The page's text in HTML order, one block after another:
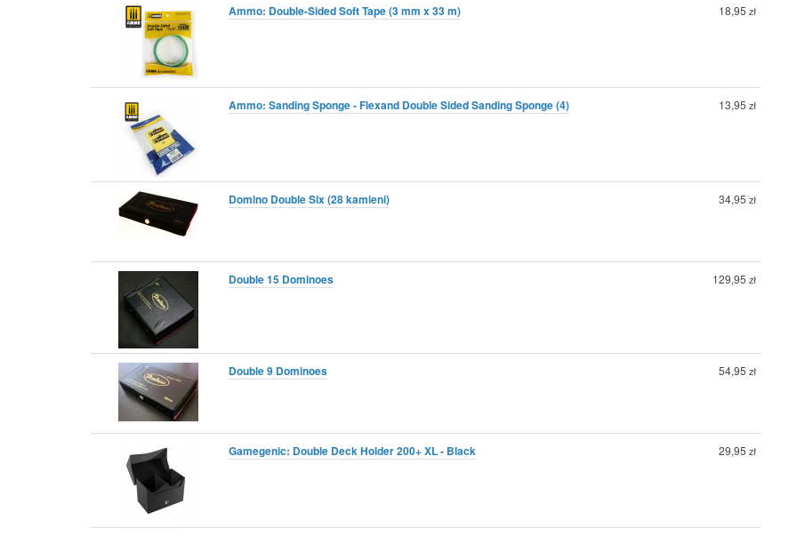
Ammo: Double-Sided Soft Tape (3 mm x 33 m) 18,95 zł
Ammo: Sanding Sponge - Flexand Double Sided Sanding Sponge (4) 13,95 zł
Domino Double Six (28 kamieni) 34,95 zł
Double 15 Dominoes 129,95 zł
Double 9 Dominoes 54,95 zł
Gamegenic: Double Deck Holder 200+ XL - Black 29,95 zł